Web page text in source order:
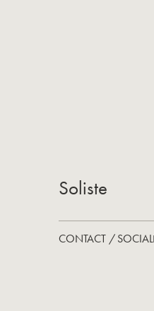
Soliste
CONTACT / SOCIAL